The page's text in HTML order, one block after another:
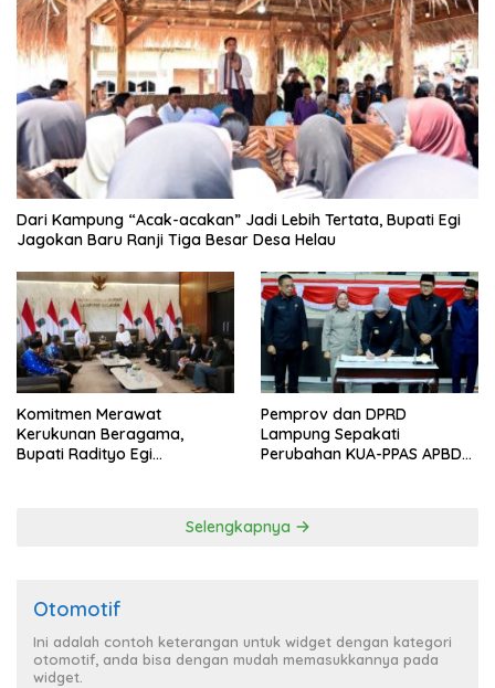
Dari Kampung “Acak-acakan” Jadi Lebih Tertata, Bupati Egi
Jagokan Baru Ranji Tiga Besar Desa Helau
Komitmen Merawat
Kerukunan Beragama,
Bupati Radityo Egi
Pemprov dan DPRD
Lampung Sepakati
Perubahan KUA-PPAS APBD
Selengkapnya
Otomotif
Ini adalah contoh keterangan untuk widget dengan kategori
otomotif, anda bisa dengan mudah memasukkannya pada
widget.